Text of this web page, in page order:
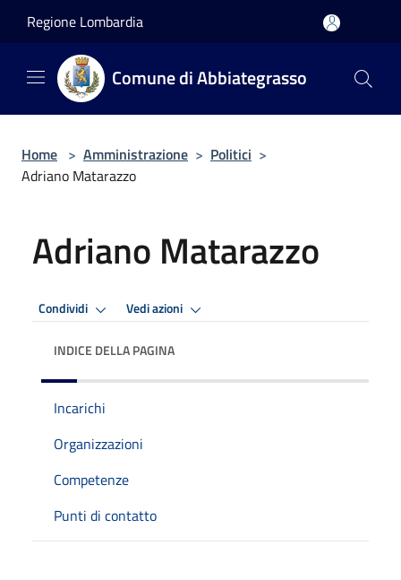
Regione Lombardia
Comune di Abbiategrasso
Home > Amministrazione > Politici >
Adriano Matarazzo
Adriano Matarazzo
Condividi Vedi azioni
INDICE DELLA PAGINA
Incarichi
Organizzazioni
Competenze
Punti di contatto